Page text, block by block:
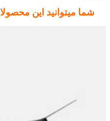
شما میتوانید این